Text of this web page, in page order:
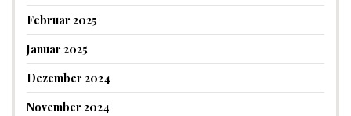
Februar 2025
Januar 2025
Dezember 2024
November 2024